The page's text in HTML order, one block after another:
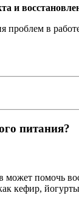
и
в
питания?
помочь
кефир,